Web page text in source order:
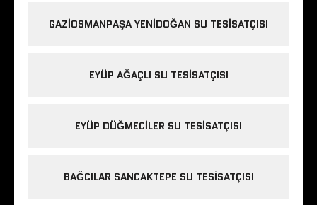
GAZIOSMANPAŞA YENIDOĞAN SU TESISATÇISI
EYÜP AĞAÇLI SU TESISATÇISI
EYÜP DÜĞMECILER SU TESISATÇISI
BAĞCILAR SANCAKTEPE SU TESISATÇISI